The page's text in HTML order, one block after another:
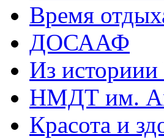
Время
ДОСААФ
Из
НМДТ им.
Красота и